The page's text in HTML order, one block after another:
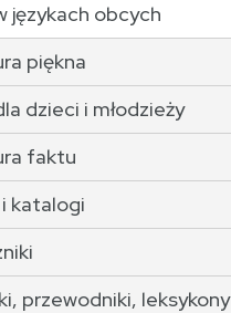
językach obcych
piękna
dzieci i młodzieży
faktu
katalogi
przewodniki, leksykony